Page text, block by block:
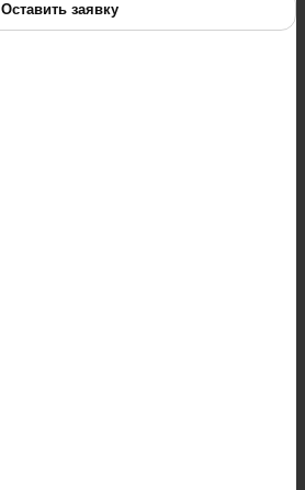
Оставить заявку